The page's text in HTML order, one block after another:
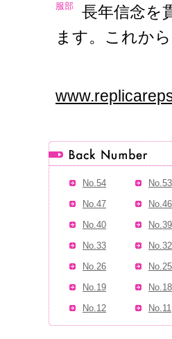
服部
長年信念を
ます。これか
No.54
No.53
No.47
No.46
No.40
No.39
No.33
No.32
No.26
No.25
No.19
No.18
No.12
No.11